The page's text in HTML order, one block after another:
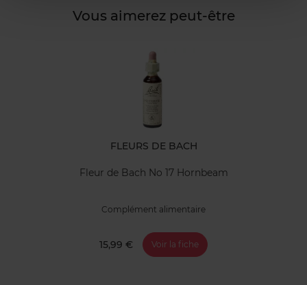
Vous aimerez peut-être
FLEURS DE BACH
Fleur de Bach No 17 Hornbeam
Complément alimentaire
15,99 € Voir la fiche